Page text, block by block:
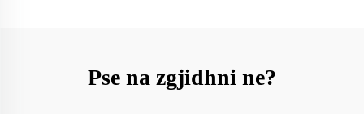
Pse na zgjidhni ne?